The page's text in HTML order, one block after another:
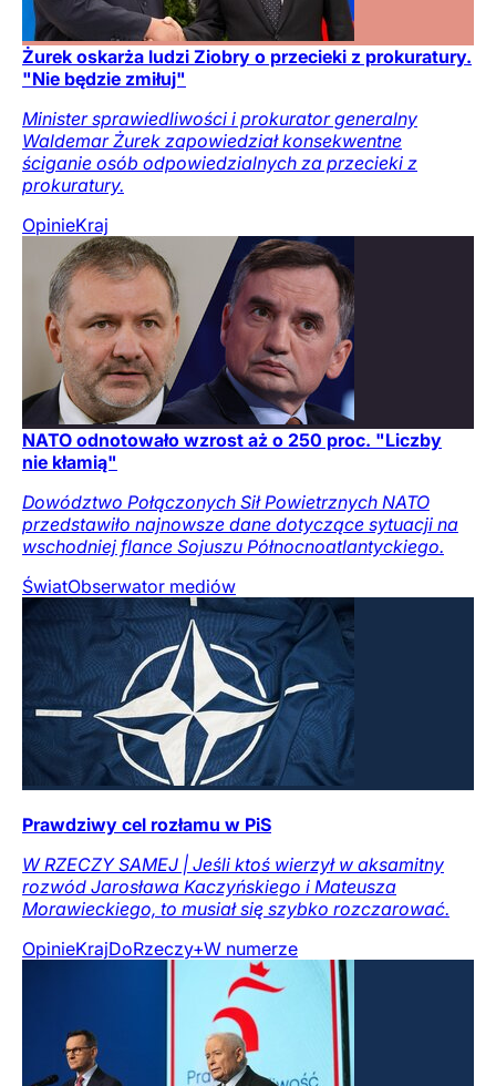
Żurek oskarża ludzi Ziobry o przecieki z prokuratury.
"Nie będzie zmiłuj"
Minister sprawiedliwości i prokurator generalny
Waldemar Żurek zapowiedział konsekwentne
ściganie osób odpowiedzialnych za przecieki z
prokuratury.
OpinieKraj
NATO odnotowało wzrost aż o 250 proc. "Liczby
nie kłamią"
Dowództwo Połączonych Sił Powietrznych NATO
przedstawiło najnowsze dane dotyczące sytuacji na
wschodniej flance Sojuszu Północnoatlantyckiego.
ŚwiatObserwator mediów
Prawdziwy cel rozłamu w PiS
W RZECZY SAMEJ | Jeśli ktoś wierzył w aksamitny
rozwód Jarosława Kaczyńskiego i Mateusza
Morawieckiego, to musiał się szybko rozczarować.
OpinieKrajDoRzeczy+W numerze